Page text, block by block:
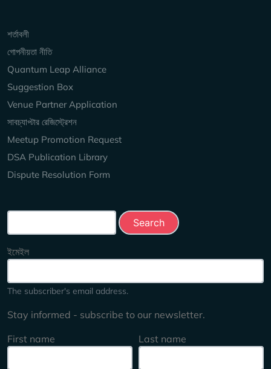
Keep Exploring
শর্তাবলী
গোপনীয়তা নীতি
Quantum Leap Alliance
Suggestion Box
Venue Partner Application
সাবচ্যাপ্টার রেজিস্ট্রেশন
Meetup Promotion Request
DSA Publication Library
Dispute Resolution Form
ইমেইল
The subscriber's email address.
Stay informed - subscribe to our newsletter.
First name
Last name